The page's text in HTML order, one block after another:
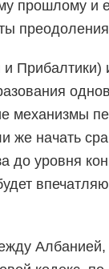
прошлому и
Прибалтики)
механизмы
же начать
до уровня
Албанией,